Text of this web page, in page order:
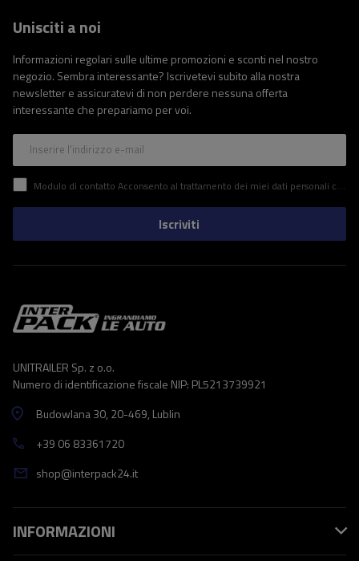
Unisciti a noi
Informazioni regolari sulle ultime promozioni e sconti nel nostro
negozio. Sembra interessante? Iscrivetevi subito alla nostra
newsletter e assicuratevi di non perdere nessuna offerta
interessante che prepariamo per voi.
Inserire l'indirizzo e-mail
Modulo di contatto Acconsento al trattamento dei miei dati personali contenuti nel modulo di contatto in conformità al Regolamento del Parlamento Europeo e del Consiglio (UE)
Iscriviti
UNITRAILER Sp. z o.o.
Numero di identificazione fiscale NIP: PL5213739921
Budowlana 30, 20-469, Lublin
+39 06 83361720
shop@interpack24.it
INFORMAZIONI